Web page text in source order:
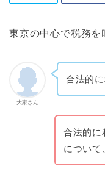
東京の中心で税務を
大家さん
合法的
合法的に
について